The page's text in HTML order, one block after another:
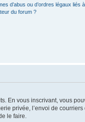
d’abus ou d’ordres légaux liés
du forum ?
En vous inscrivant, vous
privée, l’envoi de
le faire.